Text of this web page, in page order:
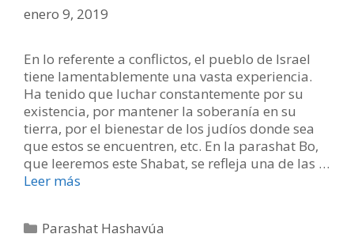
enero 9, 2019
En lo referente a conflictos, el pueblo de Israel
tiene lamentablemente una vasta experiencia.
Ha tenido que luchar constantemente por su
existencia, por mantener la soberanía en su
tierra, por el bienestar de los judíos donde sea
que estos se encuentren, etc. En la parashat Bo,
que leeremos este Shabat, se refleja una de las …
Leer más
Categorías
Parashat Hashavúa